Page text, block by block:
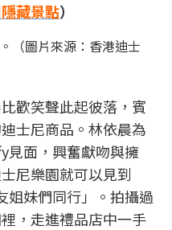
藏景點）
（圖片來源：香港迪士
歡笑聲此起彼落，賓
士尼商品。林依晨為
見面，興奮獻吻與擁
尼樂園就可以見到
姐妹們同行」。拍攝過
，走進禮品店中一手